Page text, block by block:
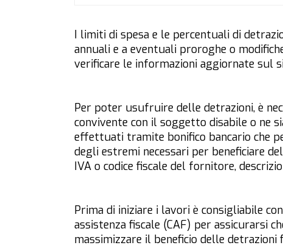
I limiti di spesa e le percentuali di
annuali e a eventuali proroghe o
verificare le informazioni aggiornate sul
Per poter usufruire delle detrazioni, è
convivente con il soggetto disabile o ne
effettuati tramite bonifico bancario che
degli estremi necessari per beneficiare
IVA o codice fiscale del fornitore,
Prima di iniziare i lavori è consigliabile
assistenza fiscale (CAF) per assicurarsi
massimizzare il beneficio delle detrazioni